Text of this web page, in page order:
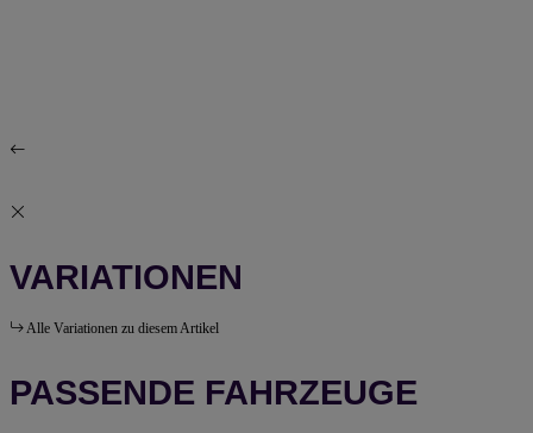
VARIATIONEN
Alle Variationen zu diesem Artikel
PASSENDE FAHRZEUGE